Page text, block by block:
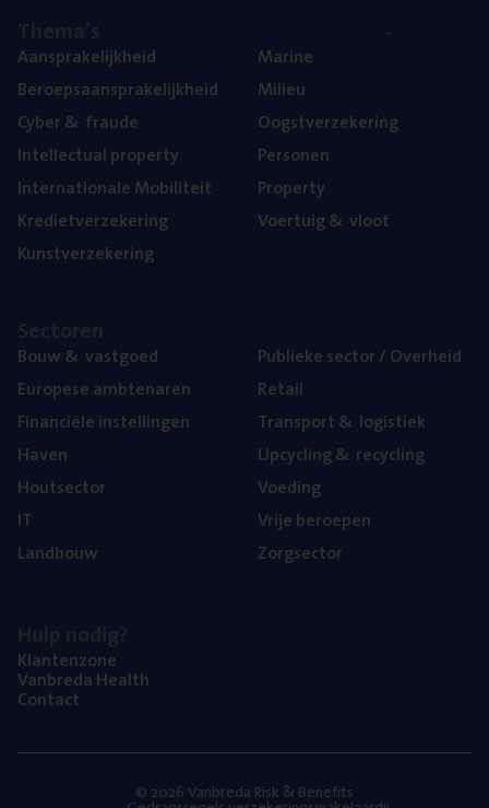
Aan­spra­ke­lijk­heid
Beroeps­aan­spra­ke­lijk­heid
Cyber& fraude
Intel­lec­tu­al property
Inter­na­ti­o­na­le Mobiliteit
Kre­diet­ver­ze­ke­ring
Kunst­ver­ze­ke­ring
Mari­ne
Mili­eu
Oogst­ver­ze­ke­ring
Per­so­nen
Pro­per­ty
Voer­tuig& vloot
Bouw& vastgoed
Euro­pe­se ambtenaren
Finan­ci­ë­le instellingen
Haven
Hout­sec­tor
IT
Land­bouw
Publie­ke sec­tor / Overheid
Retail
Trans­port& logistiek
Upcy­cling& recycling
Voe­ding
Vrije beroe­pen
Zorg­sec­tor
Klan­ten­zo­ne
Van­b­re­da Health
Con­tact
© 2026 Vanbreda Risk & Benefits